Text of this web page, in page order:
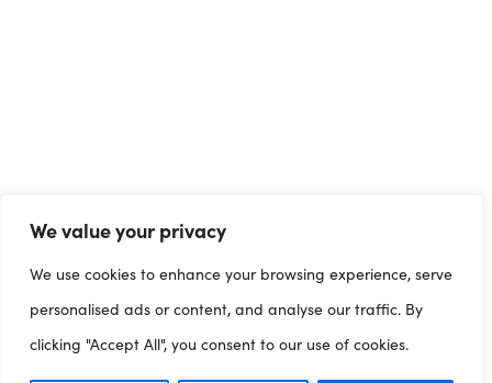
We value your privacy
We use cookies to enhance your browsing experience, serve
personalised ads or content, and analyse our traffic. By
clicking "Accept All", you consent to our use of cookies.